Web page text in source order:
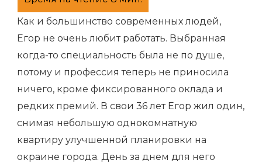
Как и большинство современных людей,
Егор не очень любит работать. Выбранная
когда-то специальность была не по душе,
потому и профессия теперь не приносила
ничего, кроме фиксированного оклада и
редких премий. В свои 36 лет Егор жил один,
снимая небольшую однокомнатную
квартиру улучшенной планировки на
окраине города. День за днем для него